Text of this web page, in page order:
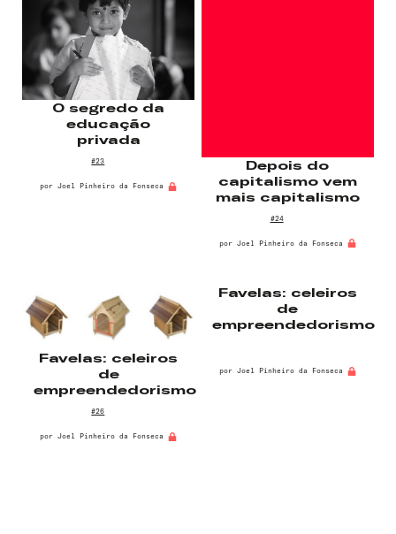
O segredo da
educação
privada
#23
porJoel Pinheiro da Fonseca
Depois do
capitalismo vem
mais capitalismo
#24
por Joel Pinheiro da Fonseca
Favelas: celeiros
de
empreendedorismo
#26
porJoel Pinheiro da Fonseca
Favelas: celeiros
de
empreendedorismo
por Joel Pinheiro da Fonseca
Nome de usuário ou endereço de e-
mail
Senha